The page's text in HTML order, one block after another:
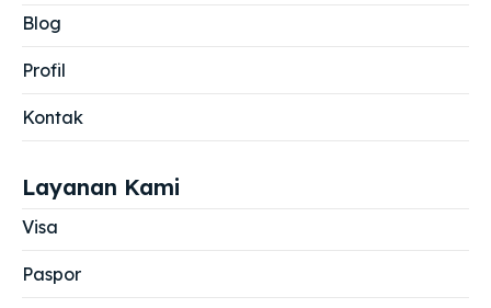
Blog
Profil
Kontak
Layanan Kami
Visa
Paspor